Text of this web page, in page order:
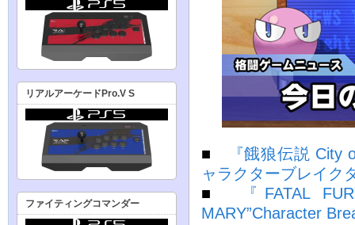
■
『餓狼伝説 City
ャラクターブレイク
■
『FATAL
MARY”Character
リアルアーケードPro.V S
ファイティングコマンダー